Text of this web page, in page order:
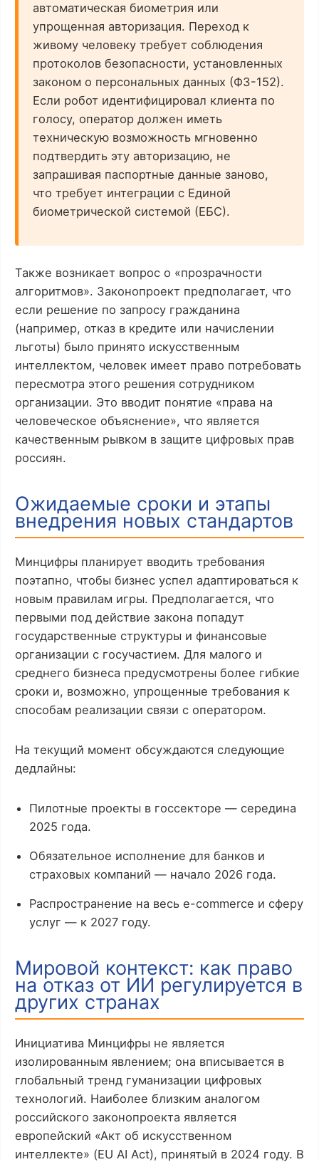
автоматическая биометрия или
упрощенная авторизация. Переход к
живому человеку требует соблюдения
протоколов безопасности, установленных
законом о персональных данных (ФЗ-152).
Если робот идентифицировал клиента по
голосу, оператор должен иметь
техническую возможность мгновенно
подтвердить эту авторизацию, не
запрашивая паспортные данные заново,
что требует интеграции с Единой
биометрической системой (ЕБС).
Также возникает вопрос о «прозрачности
алгоритмов». Законопроект предполагает, что
если решение по запросу гражданина
(например, отказ в кредите или начислении
льготы) было принято искусственным
интеллектом, человек имеет право потребовать
пересмотра этого решения сотрудником
организации. Это вводит понятие «права на
человеческое объяснение», что является
качественным рывком в защите цифровых прав
россиян.
Ожидаемые сроки и этапы
внедрения новых стандартов
Минцифры планирует вводить требования
поэтапно, чтобы бизнес успел адаптироваться к
новым правилам игры. Предполагается, что
первыми под действие закона попадут
государственные структуры и финансовые
организации с госучастием. Для малого и
среднего бизнеса предусмотрены более гибкие
сроки и, возможно, упрощенные требования к
способам реализации связи с оператором.
На текущий момент обсуждаются следующие
дедлайны:
Пилотные проекты в госсекторе — середина
2025 года.
Обязательное исполнение для банков и
страховых компаний — начало 2026 года.
Распространение на весь e-commerce и сферу
услуг — к 2027 году.
Мировой контекст: как право
на отказ от ИИ регулируется в
других странах
Инициатива Минцифры не является
изолированным явлением; она вписывается в
глобальный тренд гуманизации цифровых
технологий. Наиболее близким аналогом
российского законопроекта является
европейский «Акт об искусственном
интеллекте» (EU AI Act), принятый в 2024 году. В